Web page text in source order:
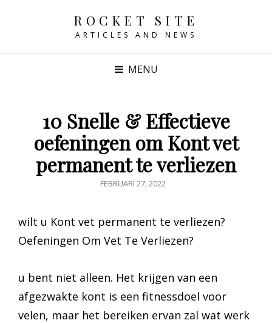
ROCKET SITE
ARTICLES AND NEWS
MENU
10 Snelle & Effectieve
oefeningen om Kont vet
permanent te verliezen
GEPUBLICEERD
FEBRUARI 27, 2022
wilt u Kont vet permanent te verliezen?
Oefeningen Om Vet Te Verliezen?
u bent niet alleen. Het krijgen van een
afgezwakte kont is een fitnessdoel voor
velen, maar het bereiken ervan zal wat werk